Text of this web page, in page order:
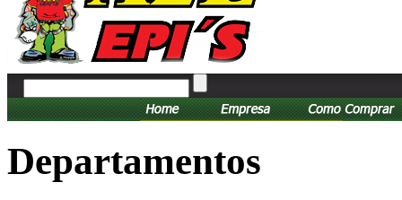
Departamentos